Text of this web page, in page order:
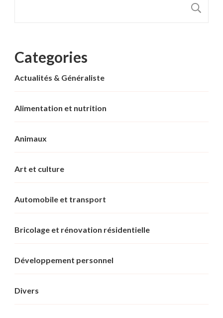
Categories
Actualités & Généraliste
Alimentation et nutrition
Animaux
Art et culture
Automobile et transport
Bricolage et rénovation résidentielle
Développement personnel
Divers